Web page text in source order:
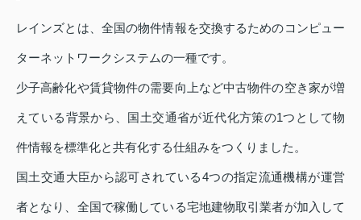
レインズとは、全国の物件情報を交換するためのコンピュー
ターネットワークシステムの一種です。
少子高齢化や賃貸物件の需要向上など中古物件の空き家が増
えている背景から、国土交通省が近代化方策の1つとして物
件情報を標準化と共有化する仕組みをつくりました。
国土交通大臣から認可されている4つの指定流通機構が運営
者となり、全国で稼働している宅地建物取引業者が加入して